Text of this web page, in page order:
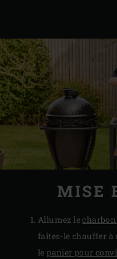
MISE
Allumez lecharbon
faites-le chauffer à
le panier pour